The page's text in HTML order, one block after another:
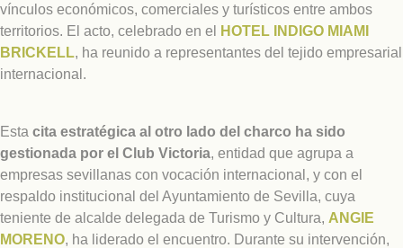
vínculos económicos, comerciales y turísticos entre ambos
territorios. El acto, celebrado en el
HOTEL INDIGO MIAMI
BRICKELL, ha reunido a representantes del tejido empresarial
internacional.
Esta cita estratégica al otro lado del charco ha sido
gestionada por el Club Victoria, entidad que agrupa a
empresas sevillanas con vocación internacional, y con el
respaldo institucional del Ayuntamiento de Sevilla, cuya
teniente de alcalde delegada de Turismo y Cultura, ANGIE
MORENO, ha liderado el encuentro. Durante su intervención,